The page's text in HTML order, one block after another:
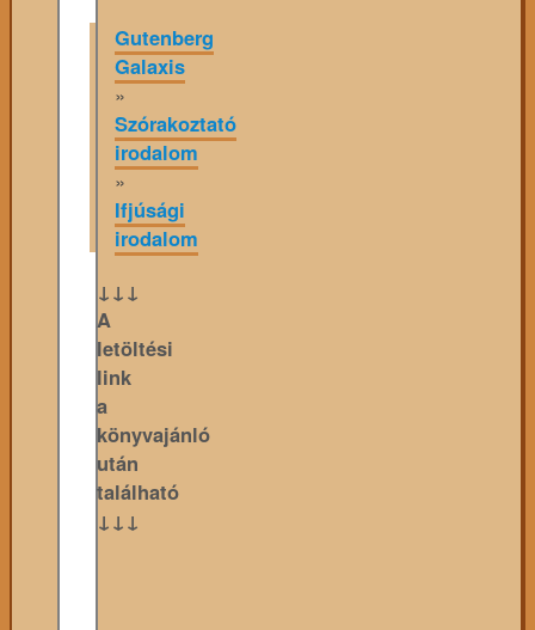
Gutenberg
Galaxis
»
Szórakoztató
irodalom
»
Ifjúsági
irodalom
↓↓↓
A
letöltési
link
a
könyvajánló
után
található
↓↓↓